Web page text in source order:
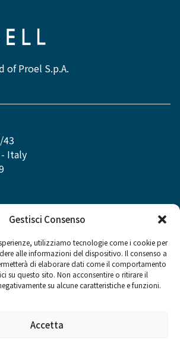
Gestisci Consenso
utilizziamo tecnologie come i cookie per
alle informazioni del dispositivo. Il consenso a
di elaborare dati come il comportamento
su questo sito. Non acconsentire o ritirare il
su alcune caratteristiche e funzioni.
Accetta
of Proel S.p.A.
43
- Italy